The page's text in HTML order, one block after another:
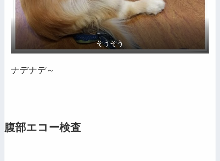
そうそう
ナデナデ～
腹部エコー検査